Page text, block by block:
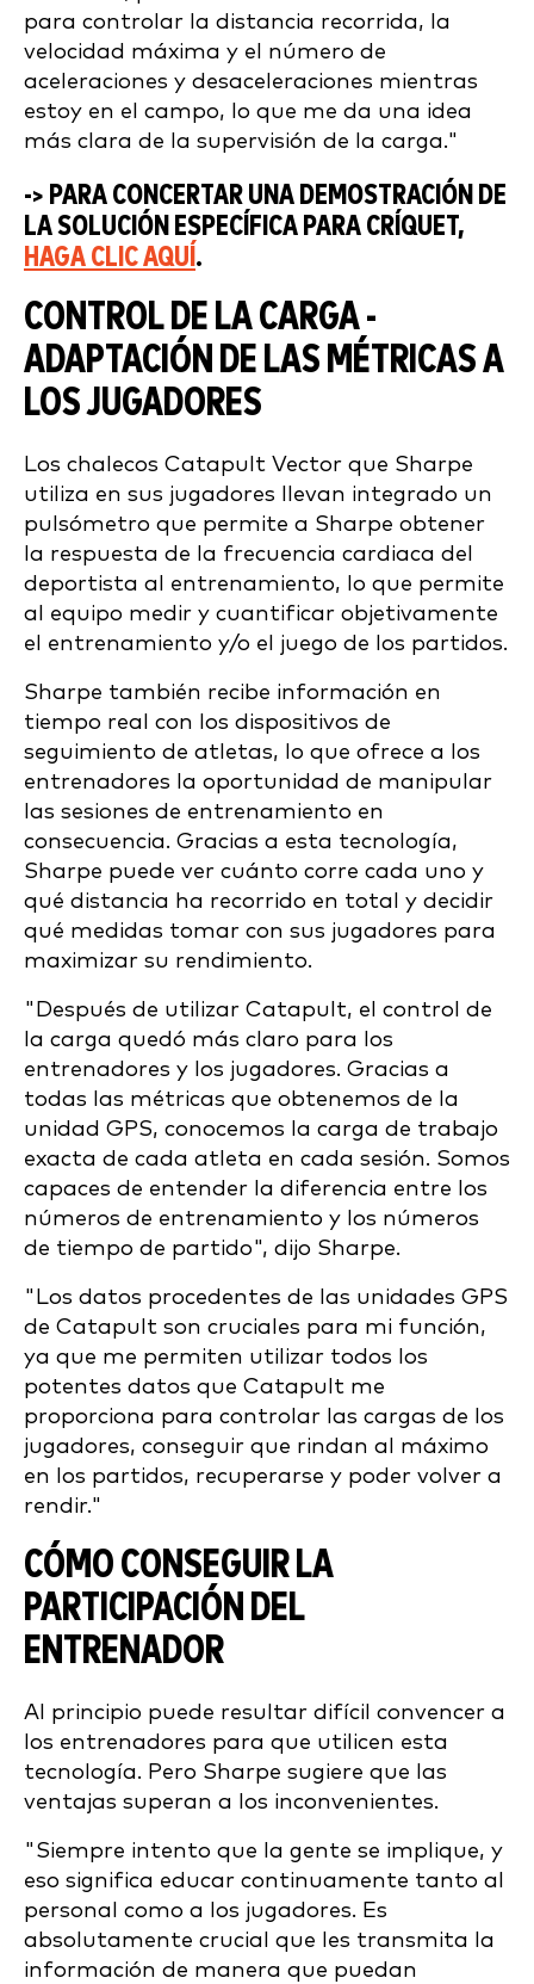
para controlar la distancia recorrida, la
velocidad máxima y el número de
aceleraciones y desaceleraciones mientras
estoy en el campo, lo que me da una idea
más clara de la supervisión de la carga."
-> PARA CONCERTAR UNA DEMOSTRACIÓN DE
LA SOLUCIÓN ESPECÍFICA PARA CRÍQUET,
HAGA CLIC AQUÍ .
CONTROL DE LA CARGA -
ADAPTACIÓN DE LAS MÉTRICAS A
LOS JUGADORES
Los chalecos Catapult Vector que Sharpe
utiliza en sus jugadores llevan integrado un
pulsómetro que permite a Sharpe obtener
la respuesta de la frecuencia cardiaca del
deportista al entrenamiento, lo que permite
al equipo medir y cuantificar objetivamente
el entrenamiento y/o el juego de los partidos.
Sharpe también recibe información en
tiempo real con los dispositivos de
seguimiento de atletas, lo que ofrece a los
entrenadores la oportunidad de manipular
las sesiones de entrenamiento en
consecuencia. Gracias a esta tecnología,
Sharpe puede ver cuánto corre cada uno y
qué distancia ha recorrido en total y decidir
qué medidas tomar con sus jugadores para
maximizar su rendimiento.
"Después de utilizar Catapult, el control de
la carga quedó más claro para los
entrenadores y los jugadores. Gracias a
todas las métricas que obtenemos de la
unidad GPS, conocemos la carga de trabajo
exacta de cada atleta en cada sesión. Somos
capaces de entender la diferencia entre los
números de entrenamiento y los números
de tiempo de partido", dijo Sharpe.
"Los datos procedentes de las unidades GPS
de Catapult son cruciales para mi función,
ya que me permiten utilizar todos los
potentes datos que Catapult me
proporciona para controlar las cargas de los
jugadores, conseguir que rindan al máximo
en los partidos, recuperarse y poder volver a
rendir."
CÓMO CONSEGUIR LA
PARTICIPACIÓN DEL
ENTRENADOR
Al principio puede resultar difícil convencer a
los entrenadores para que utilicen esta
tecnología. Pero Sharpe sugiere que las
ventajas superan a los inconvenientes.
"Siempre intento que la gente se implique, y
eso significa educar continuamente tanto al
personal como a los jugadores. Es
absolutamente crucial que les transmita la
información de manera que puedan